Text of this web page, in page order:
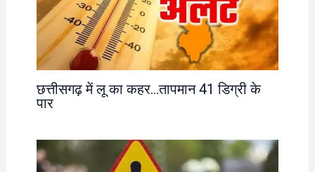
छत्तीसगढ़ में लू का कहर…तापमान 41 डिग्री के
पार